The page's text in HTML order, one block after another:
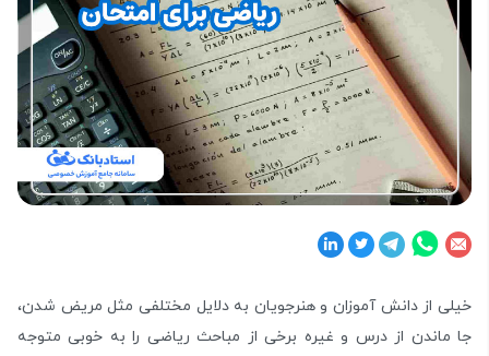
خیلی از دانش آموزان و هنرجویان به دلایل مختلفی مثل مریض شدن،
جا ماندن از درس و غیره برخی از مباحث ریاضی را به خوبی متوجه